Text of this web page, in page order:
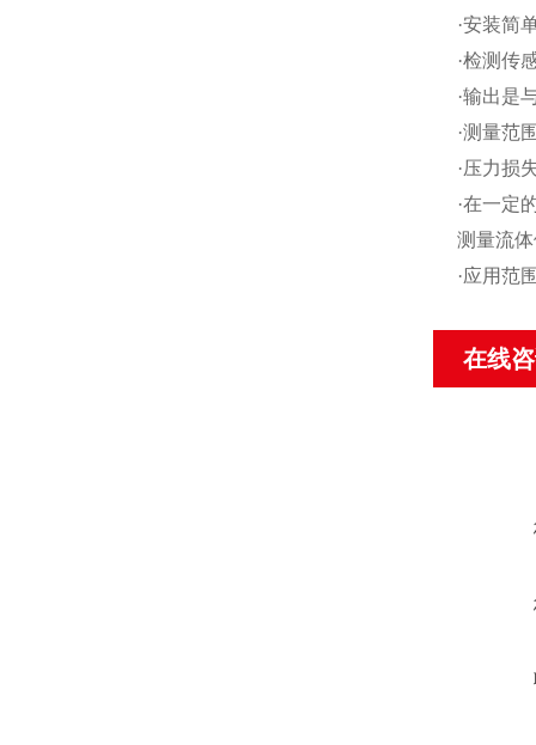
·安装简
·检测传
·输出是
·测量范
·压力损
·在一定
测量流
·应用范
在线